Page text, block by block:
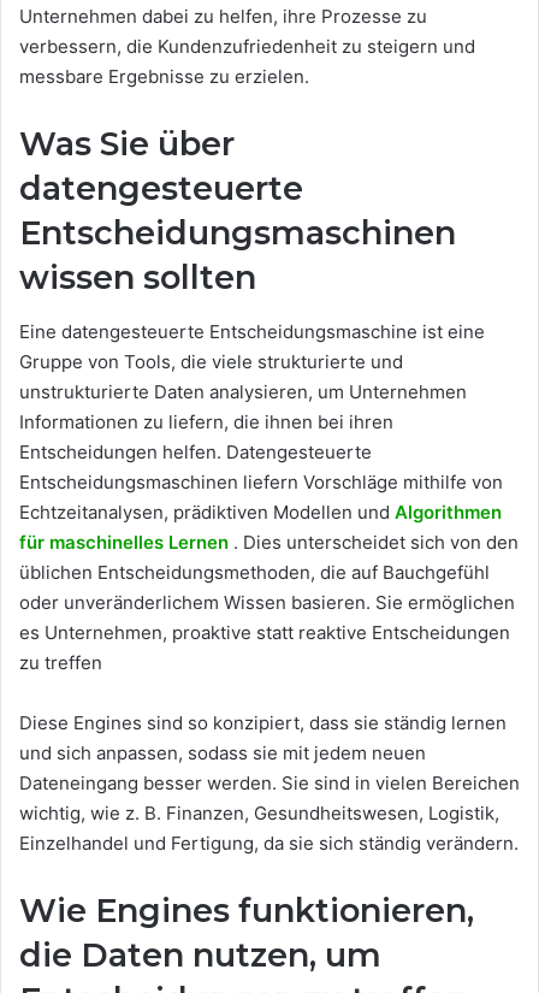
Unternehmen dabei zu helfen, ihre Prozesse zu
verbessern, die Kundenzufriedenheit zu steigern und
messbare Ergebnisse zu erzielen.
Was Sie über
datengesteuerte
Entscheidungsmaschinen
wissen sollten
Eine datengesteuerte Entscheidungsmaschine ist eine
Gruppe von Tools, die viele strukturierte und
unstrukturierte Daten analysieren, um Unternehmen
Informationen zu liefern, die ihnen bei ihren
Entscheidungen helfen. Datengesteuerte
Entscheidungsmaschinen liefern Vorschläge mithilfe von
Echtzeitanalysen, prädiktiven Modellen und Algorithmen
für maschinelles Lernen . Dies unterscheidet sich von den
üblichen Entscheidungsmethoden, die auf Bauchgefühl
oder unveränderlichem Wissen basieren. Sie ermöglichen
es Unternehmen, proaktive statt reaktive Entscheidungen
zu treffen
Diese Engines sind so konzipiert, dass sie ständig lernen
und sich anpassen, sodass sie mit jedem neuen
Dateneingang besser werden. Sie sind in vielen Bereichen
wichtig, wie z. B. Finanzen, Gesundheitswesen, Logistik,
Einzelhandel und Fertigung, da sie sich ständig verändern.
Wie Engines funktionieren,
die Daten nutzen, um